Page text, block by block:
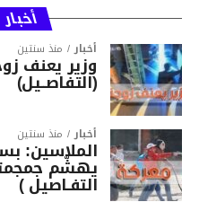
أخبار منذ سنتين
وزير يعنف
(التفاصــيل)
أخبار منذ سنتين
الملاسين:
يهشّم
التفـاصيل )